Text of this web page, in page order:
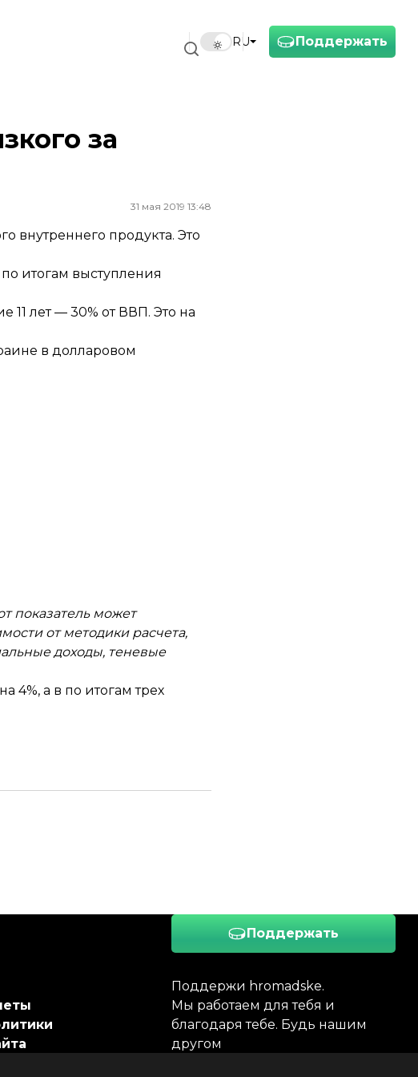
Поддержать
RU
за
31 мая 2019 13:48
внутреннего продукта. Это
итогам выступления
лет — 30% от ВВП. Это на
в долларовом
показатель может
от методики расчета,
доходы, теневые
4%, а в по итогам трех
Поддержать
Поддержи hromadske.
Мы работаем для тебя и
благодаря тебе. Будь нашим
другом